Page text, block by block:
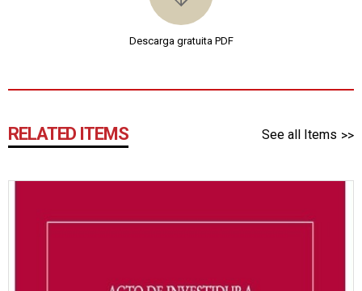
Descarga gratuita PDF
RELATED ITEMS See all Items